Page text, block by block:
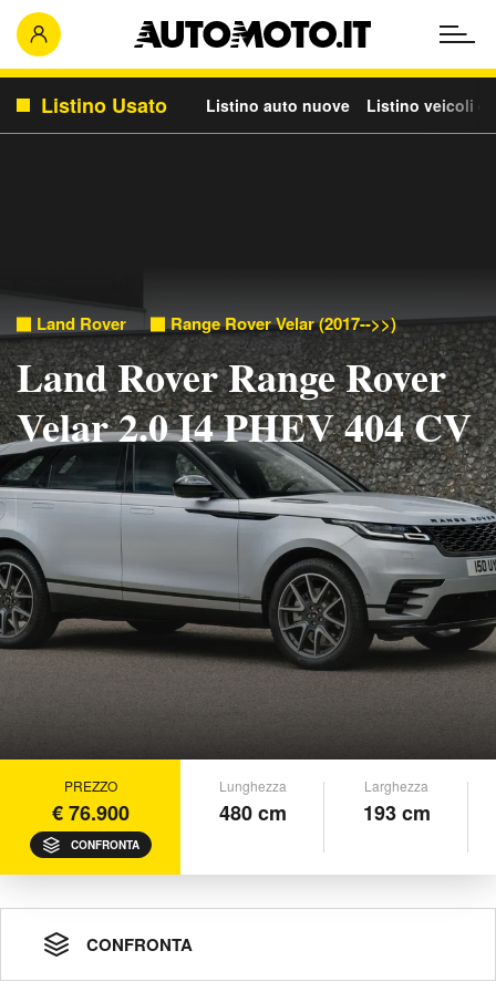
Listino Usato Listino auto nuove Listino veicoli
Land Rover Range Rover Velar (2017-->>)
Land Rover Range Rover
Velar 2.0 I4 PHEV 404 CV
PREZZO
€ 76.900
CONFRONTA
Lunghezza
480 cm
Larghezza
193 cm
CONFRONTA